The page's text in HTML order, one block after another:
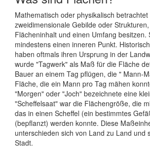
Mathematisch oder physikalisch
zweidimensionale Gebilde oder
Flächeninhalt und einen Umfang besitzen.
mindestens einen inneren Punkt.
haben oftmals ihren Ursprung in der
wurde "Tagwerk" als Maß für die Fläche
Bauer an einem Tag pflügen, die " Mann-
Fläche, die ein Mann pro Tag mähen
"Morgen" oder "Joch" bezeichnete eine
"Scheffelsaat" war die Flächengröße, die
das in einen Scheffel (ein bestimmtes
(bepflanzt) werden konnte. Diese
unterschieden sich von Land zu Land und
Stadt.